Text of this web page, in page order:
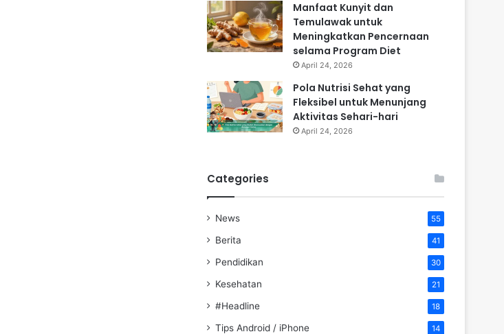
Manfaat Kunyit dan
Temulawak untuk
Meningkatkan Pencernaan
selama Program Diet
April 24, 2026
Pola Nutrisi Sehat yang
Fleksibel untuk Menunjang
Aktivitas Sehari-hari
April 24, 2026
Categories
News 55
Berita 41
Pendidikan 30
Kesehatan 21
#Headline 18
Tips Android / iPhone 14